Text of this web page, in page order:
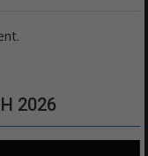
2026